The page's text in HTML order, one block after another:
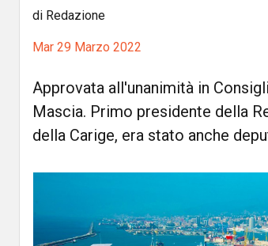
di Redazione
Mar 29 Marzo 2022
Approvata all'unanimità in
Mascia. Primo presidente della
della Carige, era stato anche